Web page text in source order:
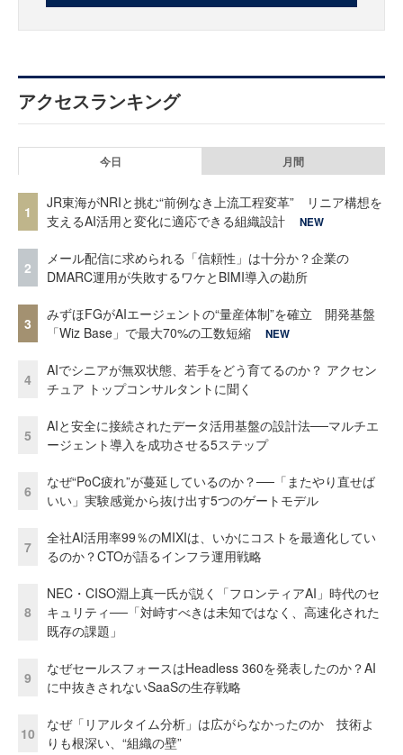
アクセスランキング
今日 月間
1
JR東海がNRIと挑む“前例なき上流工程変革” リニア構想を
支えるAI活用と変化に適応できる組織設計
NEW
2
メール配信に求められる「信頼性」は十分か？企業の
DMARC運用が失敗するワケとBIMI導入の勘所
3
みずほFGがAIエージェントの“量産体制”を確立 開発基盤
「Wiz Base」で最大70%の工数短縮
NEW
4
AIでシニアが無双状態、若手をどう育てるのか？ アクセン
チュア トップコンサルタントに聞く
5
AIと安全に接続されたデータ活用基盤の設計法──マルチエ
ージェント導入を成功させる5ステップ
6
なぜ“PoC疲れ”が蔓延しているのか？──「またやり直せば
いい」実験感覚から抜け出す5つのゲートモデル
7
全社AI活用率99％のMIXIは、いかにコストを最適化してい
るのか？CTOが語るインフラ運用戦略
8
NEC・CISO淵上真一氏が説く「フロンティアAI」時代のセ
キュリティ──「対峙すべきは未知ではなく、高速化された
既存の課題」
9
なぜセールスフォースはHeadless 360を発表したのか？AI
に中抜きされないSaaSの生存戦略
10
なぜ「リアルタイム分析」は広がらなかったのか 技術よ
りも根深い、“組織の壁”